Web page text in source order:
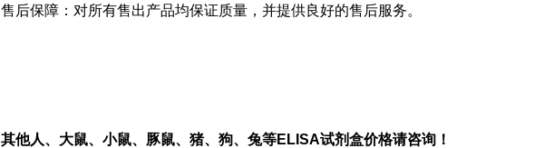
售后保障：对所有售出产品均保证质量，并提供良好的售后服务。
其他人、大鼠、小鼠、豚鼠、猪、狗、兔等ELISA试剂盒价格请咨询！